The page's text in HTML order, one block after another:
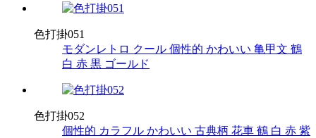
色打掛051
モダンレトロ クール 個性的 かわいい 亀甲文 鶴
白 赤 黒 ゴールド
色打掛052
個性的 カラフル かわいい 古典柄 花車 鶴 白 赤 紫